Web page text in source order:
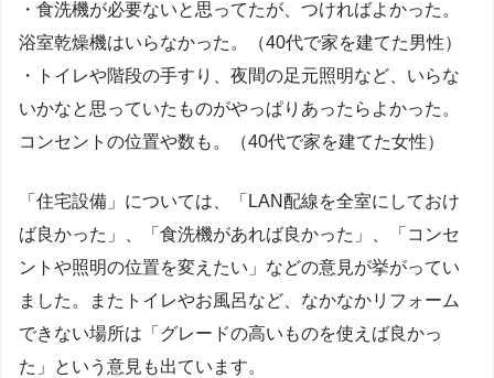
・食洗機が必要ないと思ってたが、つければよかった。
浴室乾燥機はいらなかった。（40代で家を建てた男性）
・トイレや階段の手すり、夜間の足元照明など、いらな
いかなと思っていたものがやっぱりあったらよかった。
コンセントの位置や数も。（40代で家を建てた女性）
「住宅設備」については、「LAN配線を全室にしておけ
ば良かった」、「食洗機があれば良かった」、「コンセ
ントや照明の位置を変えたい」などの意見が挙がってい
ました。またトイレやお風呂など、なかなかリフォーム
できない場所は「グレードの高いものを使えば良かっ
た」という意見も出ています。